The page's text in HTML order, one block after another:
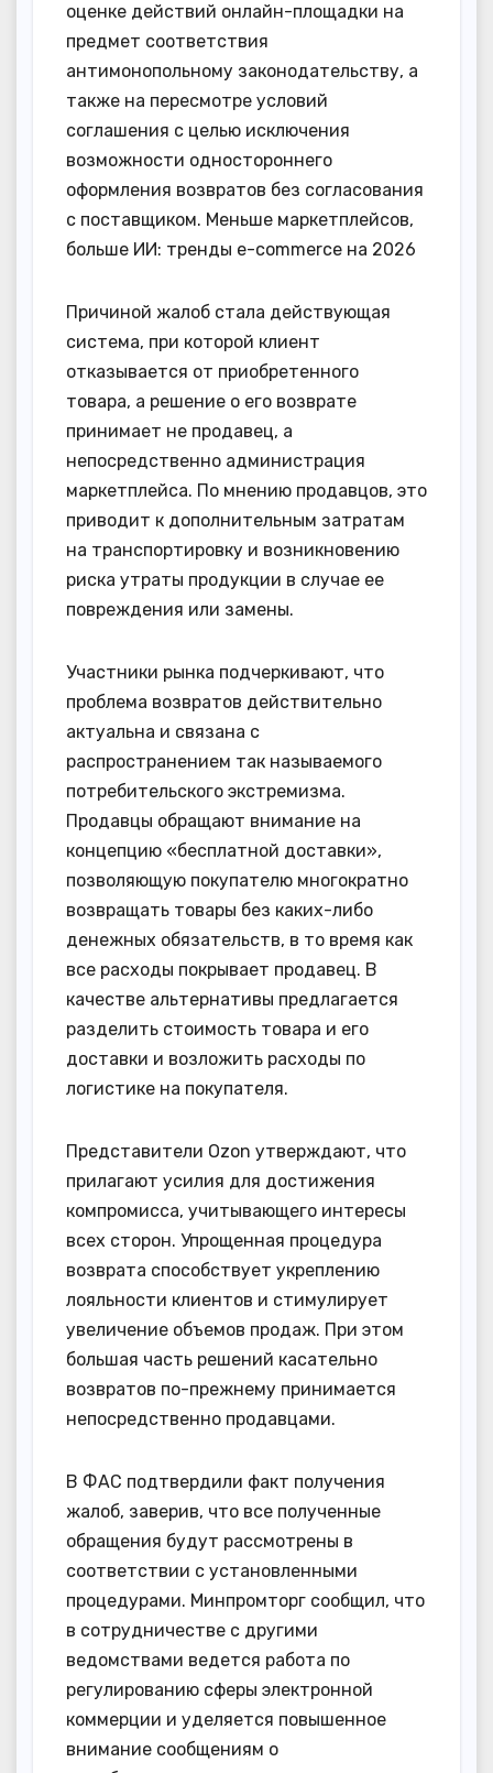
оценке действий онлайн-площадки на
предмет соответствия
антимонопольному законодательству, а
также на пересмотре условий
соглашения с целью исключения
возможности одностороннего
оформления возвратов без согласования
с поставщиком. Меньше маркетплейсов,
больше ИИ: тренды e-commerce на 2026
Причиной жалоб стала действующая
система, при которой клиент
отказывается от приобретенного
товара, а решение о его возврате
принимает не продавец, а
непосредственно администрация
маркетплейса. По мнению продавцов, это
приводит к дополнительным затратам
на транспортировку и возникновению
риска утраты продукции в случае ее
повреждения или замены.
Участники рынка подчеркивают, что
проблема возвратов действительно
актуальна и связана с
распространением так называемого
потребительского экстремизма.
Продавцы обращают внимание на
концепцию «бесплатной доставки»,
позволяющую покупателю многократно
возвращать товары без каких-либо
денежных обязательств, в то время как
все расходы покрывает продавец. В
качестве альтернативы предлагается
разделить стоимость товара и его
доставки и возложить расходы по
логистике на покупателя.
Представители Ozon утверждают, что
прилагают усилия для достижения
компромисса, учитывающего интересы
всех сторон. Упрощенная процедура
возврата способствует укреплению
лояльности клиентов и стимулирует
увеличение объемов продаж. При этом
большая часть решений касательно
возвратов по-прежнему принимается
непосредственно продавцами.
В ФАС подтвердили факт получения
жалоб, заверив, что все полученные
обращения будут рассмотрены в
соответствии с установленными
процедурами. Минпромторг сообщил, что
в сотрудничестве с другими
ведомствами ведется работа по
регулированию сферы электронной
коммерции и уделяется повышенное
внимание сообщениям о